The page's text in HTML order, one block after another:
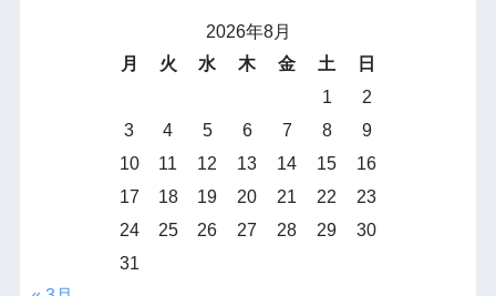
2026年8月
月
火 水 木 金 土
日
1
2
3
4 5 6 7 8
9
10
11 12 13 14 15
16
17
18 19 20 21 22
23
24
25 26 27 28 29
30
31